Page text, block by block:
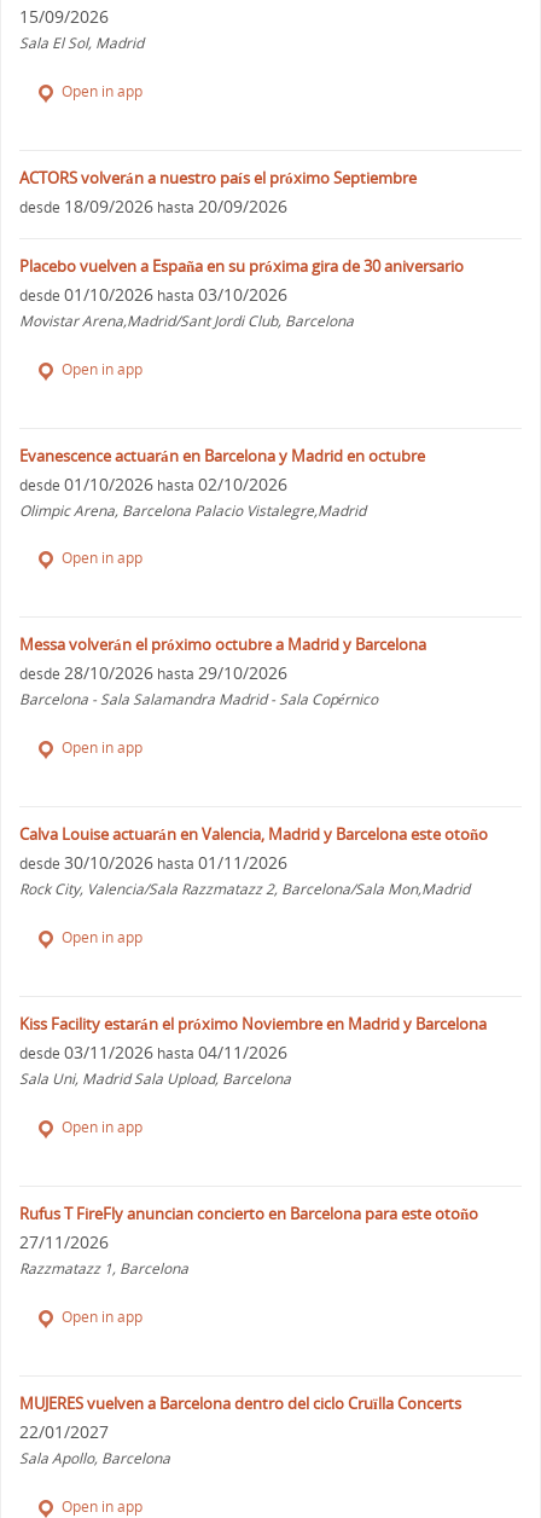
15/09/2026
Sala El Sol, Madrid
Open in app
ACTORS volverán a nuestro país el próximo Septiembre
desde 18/09/2026 hasta 20/09/2026
Placebo vuelven a España en su próxima gira de 30 aniversario
desde 01/10/2026 hasta 03/10/2026
Movistar Arena,Madrid/Sant Jordi Club, Barcelona
Open in app
Evanescence actuarán en Barcelona y Madrid en octubre
desde 01/10/2026 hasta 02/10/2026
Olimpic Arena, Barcelona Palacio Vistalegre,Madrid
Open in app
Messa volverán el próximo octubre a Madrid y Barcelona
desde 28/10/2026 hasta 29/10/2026
Barcelona - Sala Salamandra Madrid - Sala Copérnico
Open in app
Calva Louise actuarán en Valencia, Madrid y Barcelona este otoño
desde 30/10/2026 hasta 01/11/2026
Rock City, Valencia/Sala Razzmatazz 2, Barcelona/Sala Mon,Madrid
Open in app
Kiss Facility estarán el próximo Noviembre en Madrid y Barcelona
desde 03/11/2026 hasta 04/11/2026
Sala Uni, Madrid Sala Upload, Barcelona
Open in app
Rufus T FireFly anuncian concierto en Barcelona para este otoño
27/11/2026
Razzmatazz 1, Barcelona
Open in app
MUJERES vuelven a Barcelona dentro del ciclo Cruïlla Concerts
22/01/2027
Sala Apollo, Barcelona
Open in app